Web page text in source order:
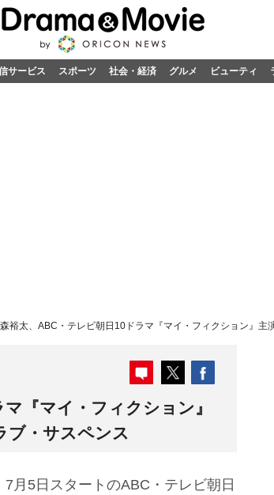
サービス スポーツ 社会・経済 グルメ ビューティ
裕太、ABC・テレビ朝日10ドラマ『マイ・フィクション』主
『マイ・フィクション』
ブ・サスペンス
7月5日スタートのABC・テレビ朝日